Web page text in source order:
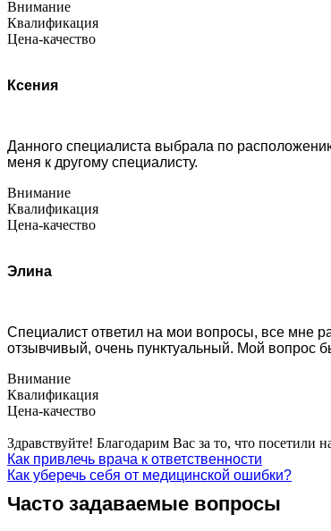
Внимание
Квалификация
Цена-качество
Ксения
Данного специалиста выбрала по
меня к другому специалисту.
Внимание
Квалификация
Цена-качество
Элина
Специалист ответил на мои вопросы, все мне
отзывчивый, очень пунктуальный. Мой вопрос
Внимание
Квалификация
Цена-качество
Здравствуйте! Благодарим Вас за то, что
Как привлечь врача к ответственности
Как уберечь себя от медицинской ошибки?
Часто задаваемые вопросы